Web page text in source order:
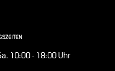
10:00 - 18:00 Uhr